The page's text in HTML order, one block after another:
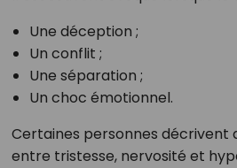
Une déception ;
Un conflit ;
Une séparation ;
Un choc émotionnel.
Certaines personnes décrivent
entre tristesse, nervosité et